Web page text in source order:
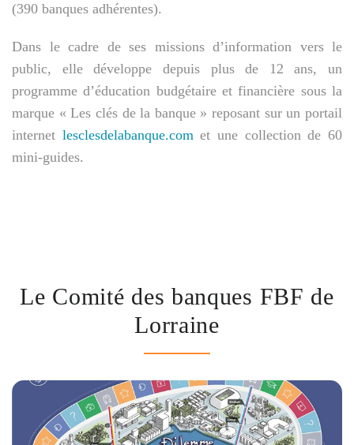
(390 banques adhérentes).
Dans le cadre de ses missions d’information vers le
public, elle développe depuis plus de 12 ans, un
programme d’éducation budgétaire et financière sous la
marque « Les clés de la banque » reposant sur un portail
internet lesclesdelabanque.comet une collection de 60
mini-guides.
Le Comité des banques FBF de
Lorraine